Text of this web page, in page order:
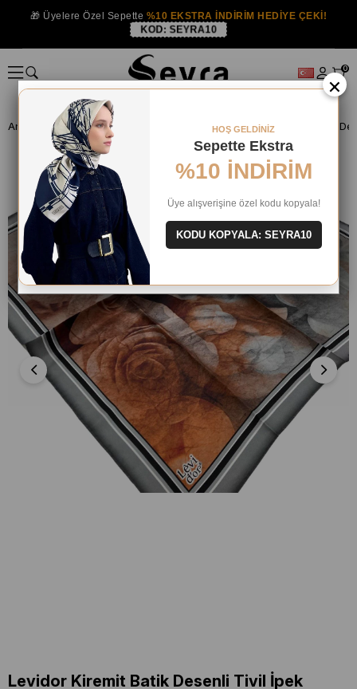
🎁 Üyelere Özel Sepette %10 EKSTRA İNDİRİM HEDİYE ÇEKİ!
KOD: SEYRA10
0
Anasayfa İPEK EŞARP Levidor İpek Eşarp Levidor Kiremit Batik
Levidor Kiremit Batik Desenli Tivil İpek
×
HOŞ GELDİNİZ
Sepette Ekstra
%10 İNDİRİM
Üye alışverişine özel kodu kopyala!
KODU KOPYALA: SEYRA10